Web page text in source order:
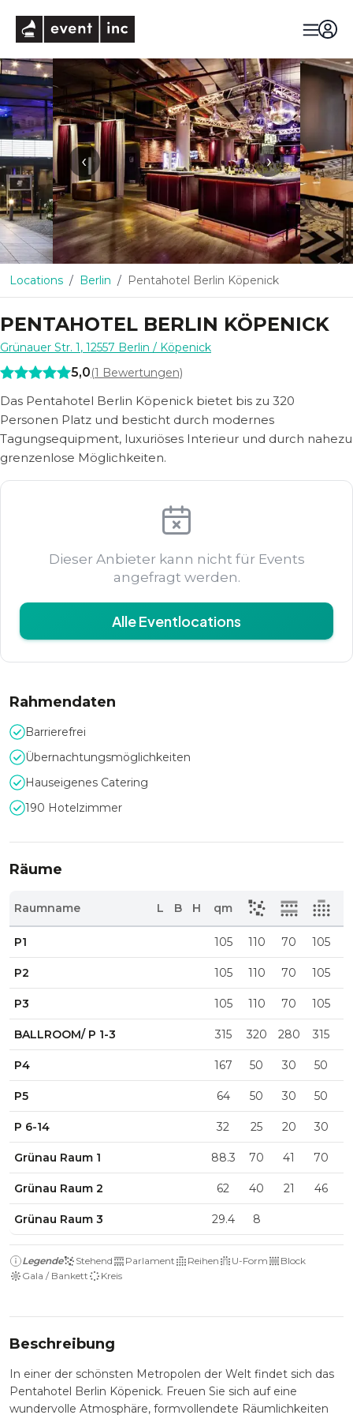
‹ ›
Locations Berlin Pentahotel Berlin Köpenick
PENTAHOTEL BERLIN KÖPENICK
Grünauer Str. 1, 12557 Berlin / Köpenick
5,0(1 Bewertungen)
Das Pentahotel Berlin Köpenick bietet bis zu 320
Personen Platz und besticht durch modernes
Tagungsequipment, luxuriöses Interieur und durch nahezu
grenzenlose Möglichkeiten.
Dieser Anbieter kann nicht für Events
angefragt werden.
Alle Eventlocations
Rahmendaten
Barrierefrei
Übernachtungsmöglichkeiten
Hauseigenes Catering
190 Hotelzimmer
Räume
Raumname L B H qm
P1 105 110 70 105
P2 105 110 70 105
P3 105 110 70 105
BALLROOM/ P 1-3 315 320 280 315
P4 167 50 30 50
P5 64 50 30 50
P 6-14 32 25 20 30
Grünau Raum 1 88.3 70 41 70
Grünau Raum 2 62 40 21 46
Grünau Raum 3 29.4 8
Legende Stehend Parlament Reihen U-Form
Block
Gala / Bankett
Kreis
Beschreibung
In einer der schönsten Metropolen der Welt findet sich das
Pentahotel Berlin Köpenick. Freuen Sie sich auf eine
wundervolle Atmosphäre, formvollendete Räumlichkeiten